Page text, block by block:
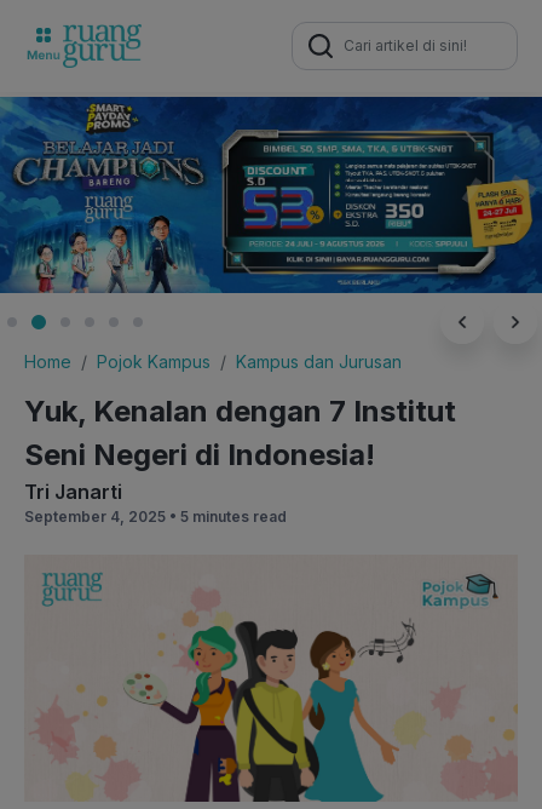
Search
for:
Home Pojok Kampus Kampus dan Jurusan
Yuk, Kenalan dengan 7 Institut
Seni Negeri di Indonesia!
Tri Janarti
September 4, 2025 • 5 minutes read